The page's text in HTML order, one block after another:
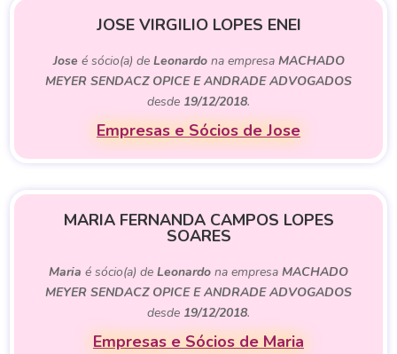
JOSE VIRGILIO LOPES ENEI
Jose é sócio(a) de Leonardona empresa MACHADO
MEYER SENDACZ OPICE E ANDRADE ADVOGADOS
desde 19/12/2018.
Empresas e Sócios de Jose
MARIA FERNANDA CAMPOS LOPES
SOARES
Maria é sócio(a) de Leonardo na empresa MACHADO
MEYER SENDACZ OPICE E ANDRADE ADVOGADOS
desde 19/12/2018.
Empresas e Sócios de Maria